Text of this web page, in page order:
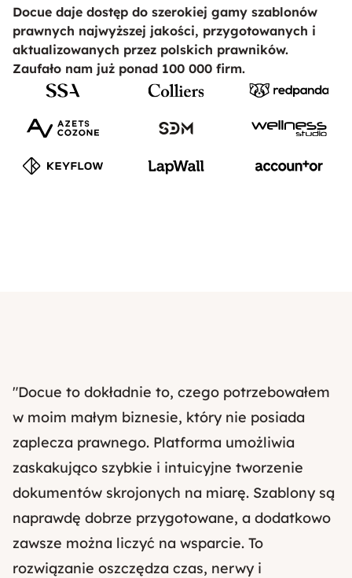
Docue daje dostęp do szerokiej gamy szablonów
prawnych najwyższej jakości, przygotowanych i
aktualizowanych przez polskich prawników.
Zaufało nam już ponad 100 000 firm.
"Docue to dokładnie to, czego potrzebowałem
w moim małym biznesie, który nie posiada
zaplecza prawnego. Platforma umożliwia
zaskakująco szybkie i intuicyjne tworzenie
dokumentów skrojonych na miarę. Szablony są
naprawdę dobrze przygotowane, a dodatkowo
zawsze można liczyć na wsparcie. To
rozwiązanie oszczędza czas, nerwy i